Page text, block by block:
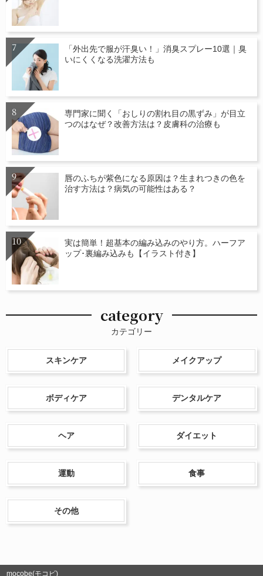
「外出先で服が汗臭い！」消臭スプレー10選｜臭
いにくくなる洗濯方法も
専門家に聞く「おしりの割れ目の黒ずみ」が目立
つのはなぜ？改善方法は？皮膚科の治療も
唇のふちが紫色になる原因は？生まれつきの色を
治す方法は？病気の可能性はある？
実は簡単！超基本の編み込みのやり方。ハーフア
ップ･裏編み込みも【イラスト付き】
category
カテゴリー
スキンケア メイクアップ
ボディケア デンタルケア
ヘア ダイエット
運動 食事
その他
mocobe(モコビ)